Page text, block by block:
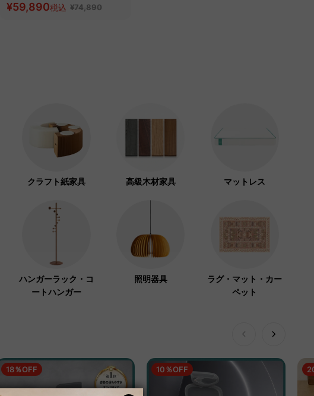
ブラックウォールナット
¥59,890税込 ¥74,890
クラフト紙家具 高級木材家具 マットレス
ハンガーラック・コ
ートハンガー
照明器具
ラグ・マット・カー
ペット
18％OFF 10％OFF